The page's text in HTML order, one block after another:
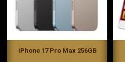
iPhone 17 Pro Max 256GB